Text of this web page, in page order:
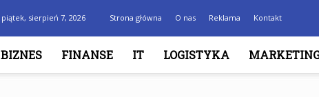
piątek, sierpień 7, 2026 Strona główna O nas Reklama Kontakt
BIZNES FINANSE IT LOGISTYKA